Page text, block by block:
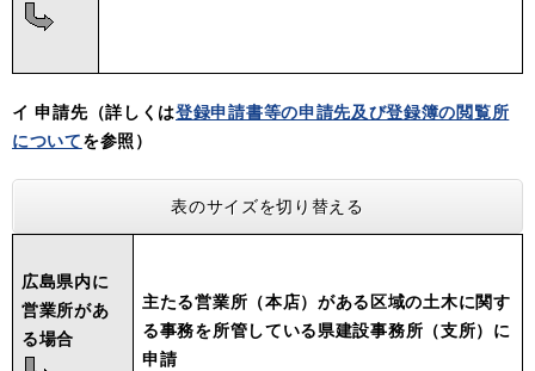
イ 申請先（詳しくは登録申請書等の申請先及び登録簿の閲覧所
についてを参照）
表のサイズを切り替える
広島県内に
営業所があ
る場合
主たる営業所（本店）がある区域の土木に関す
る事務を所管している県建設事務所（支所）に
申請